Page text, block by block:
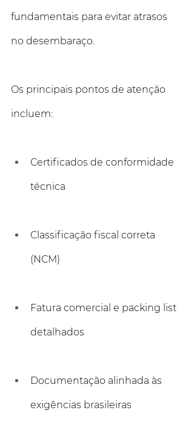
fundamentais para evitar atrasos
no desembaraço.
Os principais pontos de atenção
incluem:
Certificados de conformidade
técnica
Classificação fiscal correta
(NCM)
Fatura comercial e packing list
detalhados
Documentação alinhada às
exigências brasileiras